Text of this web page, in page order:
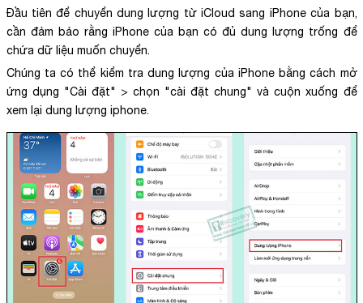
Đầu tiên để chuyển dung lượng từ iCloud sang iPhone của bạn,
cần đảm bảo rằng iPhone của bạn có đủ dung lượng trống để
chứa dữ liệu muốn chuyển.
Chúng ta có thể kiểm tra dung lượng của iPhone bằng cách mở
ứng dụng "Cài đặt" > chọn "cài đặt chung" và cuộn xuống để
xem lại dung lượng iphone.